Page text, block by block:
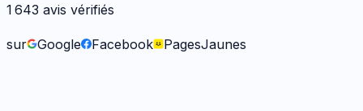
1 643 avis vérifiés
sur Google Facebook PagesJaunes